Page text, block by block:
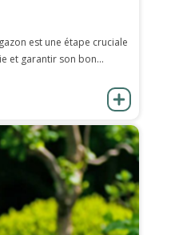
est une étape cruciale
et garantir son bon...